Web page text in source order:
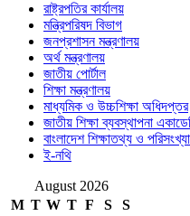
রাষ্ট্রপতির কার্যালয়
মন্ত্রিপরিষদ বিভাগ
জনপ্রশাসন মন্ত্রণালয়
অর্থ মন্ত্রণালয়
জাতীয় পোর্টাল
শিক্ষা মন্ত্রণালয়
মাধ্যমিক ও উচ্চশিক্ষা অধিদপ্তর
জাতীয় শিক্ষা ব্যবস্থাপনা
বাংলাদেশ শিক্ষাতথ্য ও
ই-নথি
August 2026
M T W T F S
S